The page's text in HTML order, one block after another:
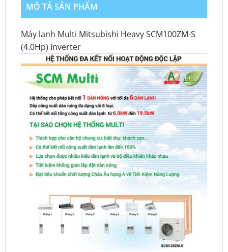
MÔ TẢ SẢN PHẨM
Máy lạnh Multi Mitsubishi Heavy SCM100ZM-S
(4.0Hp) Inverter